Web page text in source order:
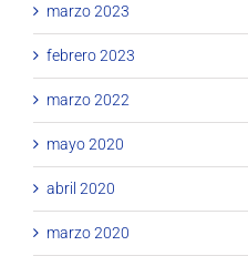
marzo 2023
febrero 2023
marzo 2022
mayo 2020
abril 2020
marzo 2020